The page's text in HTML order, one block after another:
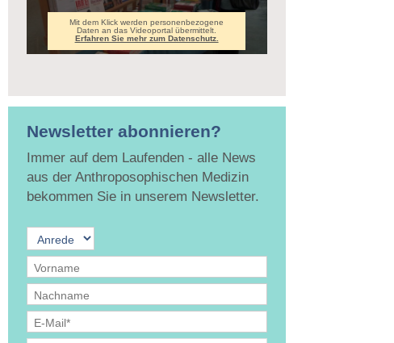
Mit dem Klick werden personenbezogene
Daten an das Videoportal übermittelt.
Erfahren Sie mehr zum Datenschutz.
Newsletter abonnieren?
Immer auf dem Laufenden - alle News
aus der Anthroposophischen Medizin
bekommen Sie in unserem Newsletter.